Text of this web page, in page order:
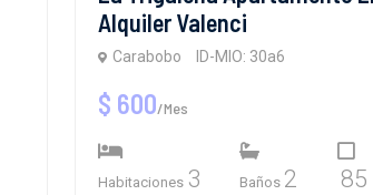
Alquiler Valenci
Carabobo ID-MIO: 30a6
$ 600/Mes
Habitaciones 3 Baños 2 85